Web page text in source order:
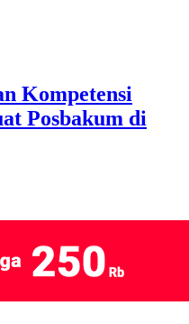
Kompetensi
Posbakum di